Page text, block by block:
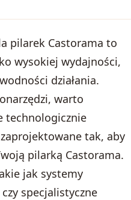
pilarek Castorama to
wysokiej wydajności,
działania.
warto
technologicznie
tak, aby
pilarką Castorama.
jak systemy
specjalistyczne